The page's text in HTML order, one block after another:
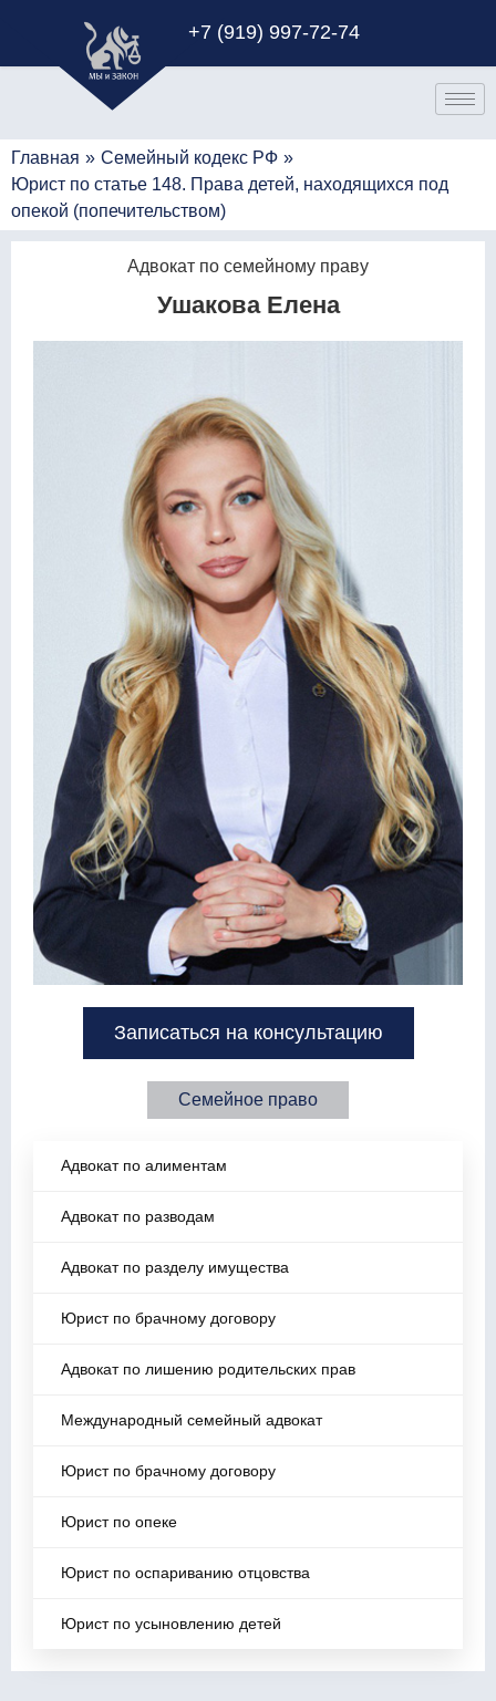
+7 (919) 997-72-74
Главная » Семейный кодекс РФ »
Юрист по статье 148. Права детей, находящихся под
опекой (попечительством)
Адвокат по семейному праву
Ушакова Елена
Записаться на консультацию
Семейное право
Адвокат по алиментам
Адвокат по разводам
Адвокат по разделу имущества
Юрист по брачному договору
Адвокат по лишению родительских прав
Международный семейный адвокат
Юрист по брачному договору
Юрист по опеке
Юрист по оспариванию отцовства
Юрист по усыновлению детей